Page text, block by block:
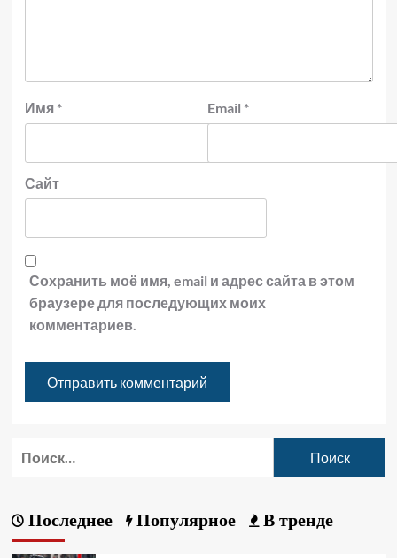
Имя * Email *
Сайт
Сохранить моё имя, email и адрес сайта в этом
браузере для последующих моих
комментариев.
Последнее Популярное В тренде